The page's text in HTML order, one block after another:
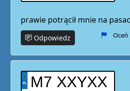
prawie potrącił mnie na
Odpowiedz
M7 XXYXX